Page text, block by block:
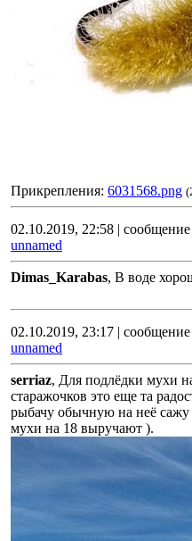
Прикрепления: 6031568.png
02.10.2019, 22:58 |
unnamed
Dimas_Karabas, В воде
02.10.2019, 23:17 |
unnamed
serriaz, Для подлёдки мухи
старажочков это еще та
рыбачу обычную на неё сажу
мухи на 18 выручают ).